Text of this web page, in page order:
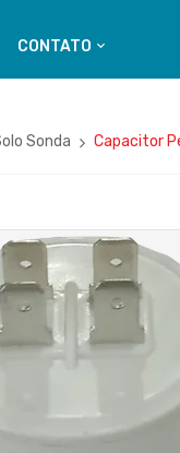
CONTATO
Sonda Capacitor